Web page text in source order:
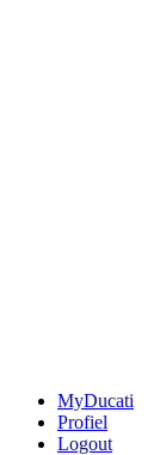
MyDucati
Profiel
Logout